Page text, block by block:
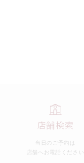
店舗検索
当日のご予約は
店舗へお電話ください